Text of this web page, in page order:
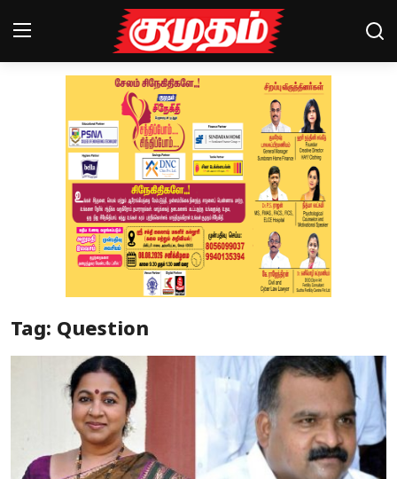
Magazines
Special Story
Business
Crime
Tag: Question